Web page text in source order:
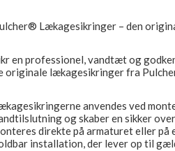
Lækagesikringer – den
en professionel, vandtæt og
originale lækagesikringer fra
anvendes ved
og skaber en sikker
direkte på armaturet eller
installation, der lever op til